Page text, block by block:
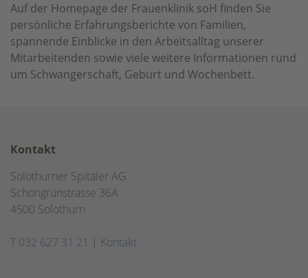
Auf der Homepage der Frauenklinik soH finden Sie
persönliche Erfahrungsberichte von Familien,
spannende Einblicke in den Arbeitsalltag unserer
Mitarbeitenden sowie viele weitere Informationen rund
um Schwangerschaft, Geburt und Wochenbett.
Kontakt
Solothurner Spitäler AG
Schöngrünstrasse 36A
4500 Solothurn
T 032 627 31 21 | Kontakt